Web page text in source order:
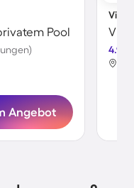
Pool
Angebot
Villa
4.9